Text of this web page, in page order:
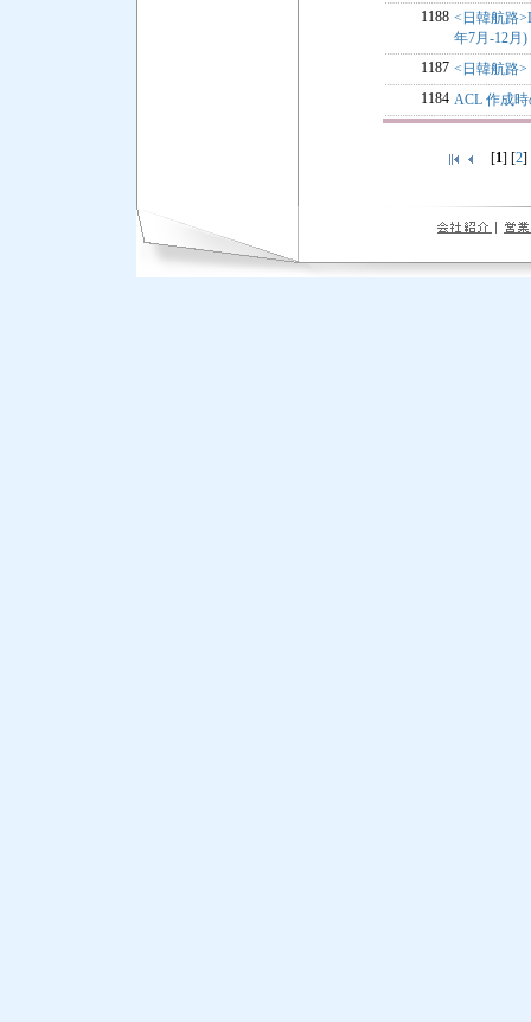
1188 <日韓航路
年7月-12月)
1187 <日韓航路>
1184 ACL 作成
[1] [2]